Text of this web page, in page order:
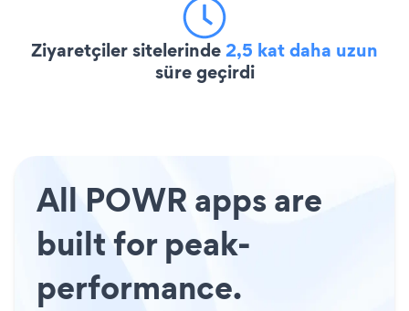
Ziyaretçiler sitelerinde2,5 kat daha uzun
süre geçirdi
All POWR apps are
built for peak-
performance.